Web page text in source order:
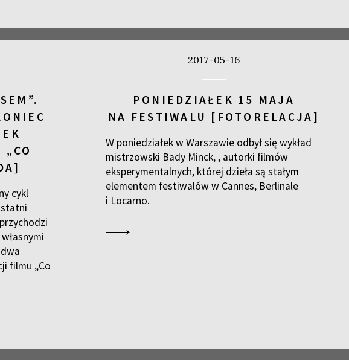
cykl
filmu „Co
2017-05-16
PONIEDZIAŁEK 15 MAJA
NA FESTIWALU [FOTORELACJA]
W poniedziałek w Warszawie odbył się wykład
mistrzowski Bady Minck, , autorki filmów
eksperymentalnych, której dzieła są stałym
elementem festiwalów w Cannes, Berlinale
i Locarno.